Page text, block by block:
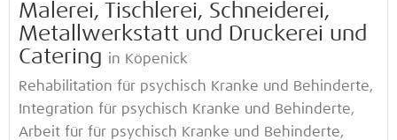
Malerei, Tischlerei, Schneiderei,
Metallwerkstatt und Druckerei und
Catering in Köpenick
Rehabilitation für psychisch Kranke und Behinderte,
Integration für psychisch Kranke und Behinderte,
Arbeit für für psychisch Kranke und Behinderte,